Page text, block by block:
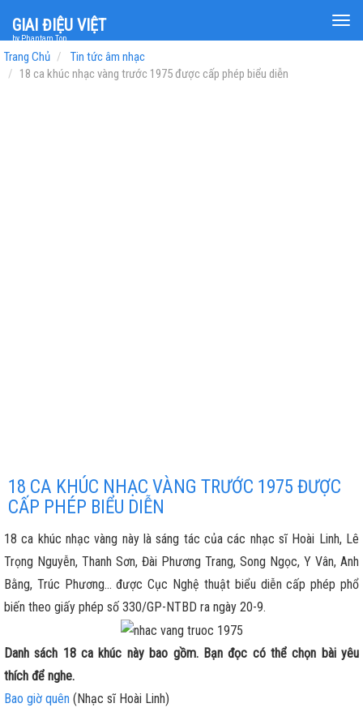
GIAI ĐIỆU VIỆT
by Phantam Top
Trang Chủ
Tin tức âm nhạc
18 ca khúc nhạc vàng trước 1975 được cấp phép biểu diễn
18 CA KHÚC NHẠC VÀNG TRƯỚC 1975 ĐƯỢC
CẤP PHÉP BIỂU DIỄN
18 ca khúc nhạc vàng này là sáng tác của các nhạc sĩ Hoài Linh, Lê
Trọng Nguyễn, Thanh Sơn, Đài Phương Trang, Song Ngọc, Y Vân, Anh
Bằng, Trúc Phương... được Cục Nghệ thuật biểu diễn cấp phép phổ
biến theo giấy phép số 330/GP-NTBD ra ngày 20-9.
Danh sách 18 ca khúc này bao gồm. Bạn đọc có thể chọn bài yêu
thích để nghe.
Bao giờ quên (Nhạc sĩ Hoài Linh)